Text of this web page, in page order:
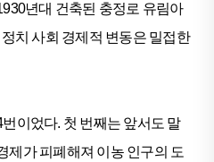
년대 건축된 충정로 유림아
치 사회 경제적 변동은 밀접한
이었다. 첫 번째는 앞서도 말
제가 피폐해져 이농 인구의 도